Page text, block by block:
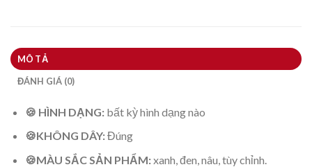
MÔ TẢ
ĐÁNH GIÁ (0)
🍪 HÌNH DẠNG:bất kỳ hình dạng nào
🍪KHÔNG DÂY:Đúng
🍪MÀU SẮC SẢN PHẨM:xanh, đen, nâu, tùy chỉnh.